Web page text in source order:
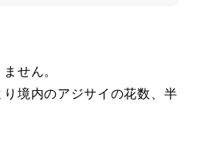
せん。
境内のアジサイの花数、半